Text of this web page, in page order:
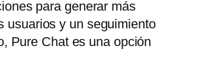
para generar más
usuarios y un seguimiento
Pure Chat es una opción